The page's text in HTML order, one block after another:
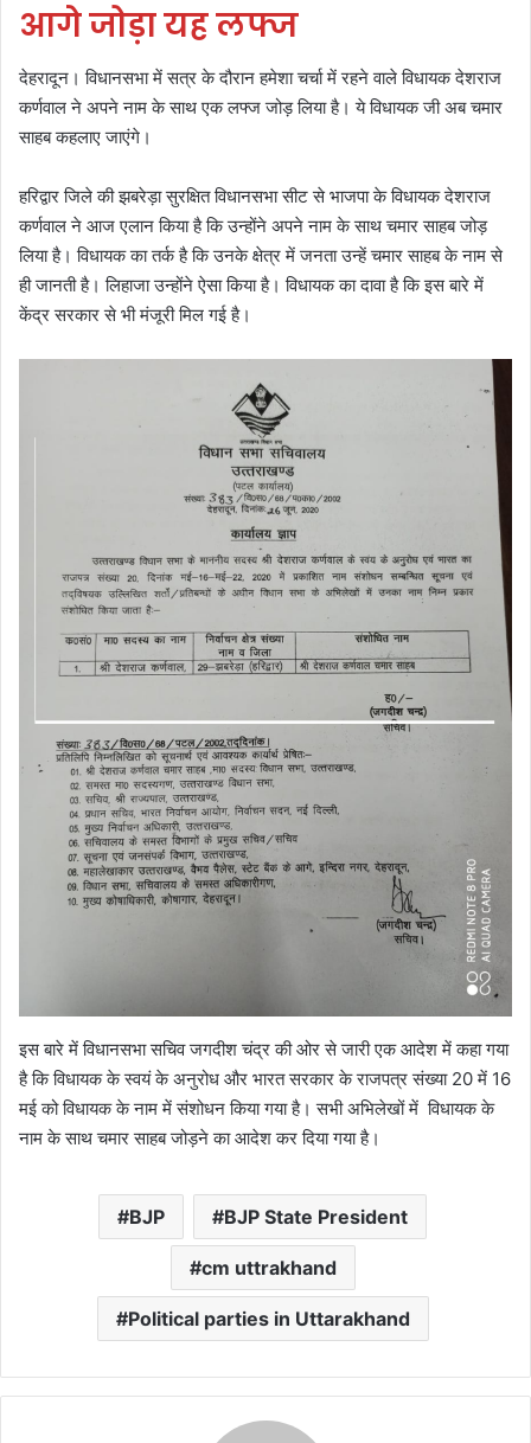
आगे जोड़ा यह लफ्ज
देहरादून। विधानसभा में सत्र के दौरान हमेशा चर्चा में रहने वाले विधायक देशराज
कर्णवाल ने अपने नाम के साथ एक लफ्ज जोड़ लिया है। ये विधायक जी अब चमार
साहब कहलाए जाएंगे।
हरिद्वार जिले की झबरेड़ा सुरक्षित विधानसभा सीट से भाजपा के विधायक देशराज
कर्णवाल ने आज एलान किया है कि उन्होंने अपने नाम के साथ चमार साहब जोड़
लिया है। विधायक का तर्क है कि उनके क्षेत्र में जनता उन्हें चमार साहब के नाम से
ही जानती है। लिहाजा उन्होंने ऐसा किया है। विधायक का दावा है कि इस बारे में
केंद्र सरकार से भी मंजूरी मिल गई है।
इस बारे में विधानसभा सचिव जगदीश चंद्र की ओर से जारी एक आदेश में कहा गया
है कि विधायक के स्वयं के अनुरोध और भारत सरकार के राजपत्र संख्या 20 में 16
मई को विधायक के नाम में संशोधन किया गया है। सभी अभिलेखों में विधायक के
नाम के साथ चमार साहब जोड़ने का आदेश कर दिया गया है।
BJP BJP State President
cm uttrakhand
Political parties in Uttarakhand